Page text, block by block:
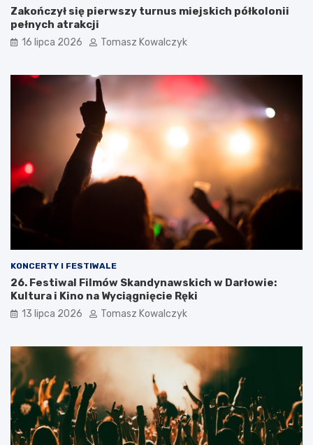
Zakończył się pierwszy turnus miejskich półkolonii
pełnych atrakcji
16 lipca 2026 Tomasz Kowalczyk
KONCERTY I FESTIWALE
26. Festiwal Filmów Skandynawskich w Darłowie:
Kultura i Kino na Wyciągnięcie Ręki
13 lipca 2026 Tomasz Kowalczyk